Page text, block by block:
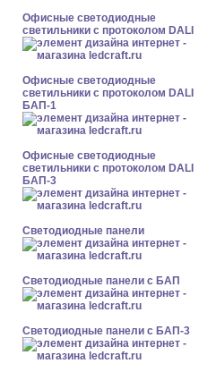
Офисные светодиодные
светильники с протоколом DALI
Офисные светодиодные
светильники с протоколом DALI
БАП-1
Офисные светодиодные
светильники с протоколом DALI
БАП-3
Cветодиодные панели
Cветодиодные панели с БАП
Cветодиодные панели с БАП-3